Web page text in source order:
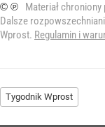
© ℗
Materiał
Dalsze
Wprost. Regulamin i
Tygodnik Wprost